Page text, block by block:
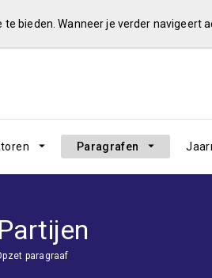
bieden. Wanneer je verder navigeert
Paragrafen
paragraaf